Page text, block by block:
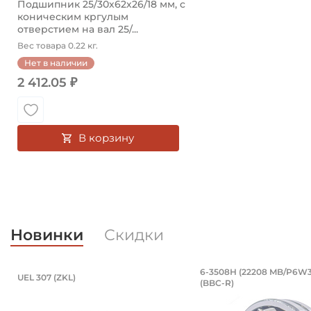
Подшипник 25/30х62х26/18 мм, c
коническим кргулым
отверстием на вал 25/...
Вес товара 0.22 кг.
Нет в наличии
2 412.05 ₽
В корзину
Новинки Скидки
Подшипник 35х80х51,6/25 мм,
Подшипник 35х80х51,6/25 мм, шариковый с
UEL 307 (ZKL) Подшипник
Подшипник 6-
6-3508Н (22208 MB/
(BBC-R)